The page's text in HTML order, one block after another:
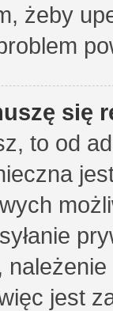
żeby
się
to od
jest